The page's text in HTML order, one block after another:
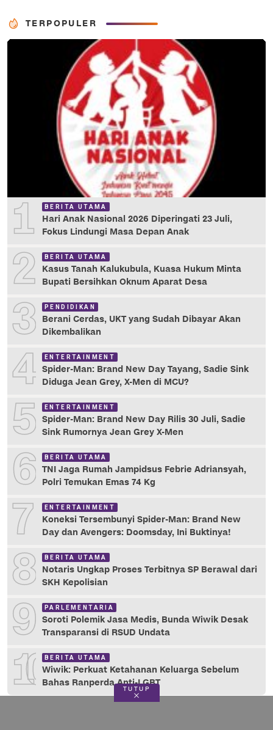
TERPOPULER
1 BERITA UTAMA
Hari Anak Nasional 2026 Diperingati 23 Juli,
Fokus Lindungi Masa Depan Anak
2 BERITA UTAMA
Kasus Tanah Kalukubula, Kuasa Hukum Minta
Bupati Bersihkan Oknum Aparat Desa
3 PENDIDIKAN
Berani Cerdas, UKT yang Sudah Dibayar Akan
Dikembalikan
4 ENTERTAINMENT
Spider-Man: Brand New Day Tayang, Sadie Sink
Diduga Jean Grey, X-Men di MCU?
5 ENTERTAINMENT
Spider-Man: Brand New Day Rilis 30 Juli, Sadie
Sink Rumornya Jean Grey X-Men
6 BERITA UTAMA
TNI Jaga Rumah Jampidsus Febrie Adriansyah,
Polri Temukan Emas 74 Kg
7 ENTERTAINMENT
Koneksi Tersembunyi Spider-Man: Brand New
Day dan Avengers: Doomsday, Ini Buktinya!
8 BERITA UTAMA
Notaris Ungkap Proses Terbitnya SP Berawal dari
SKH Kepolisian
9 PARLEMENTARIA
Soroti Polemik Jasa Medis, Bunda Wiwik Desak
Transparansi di RSUD Undata
10 BERITA UTAMA
Wiwik: Perkuat Ketahanan Keluarga Sebelum
Bahas Ranperda Anti-LGBT
TUTUP